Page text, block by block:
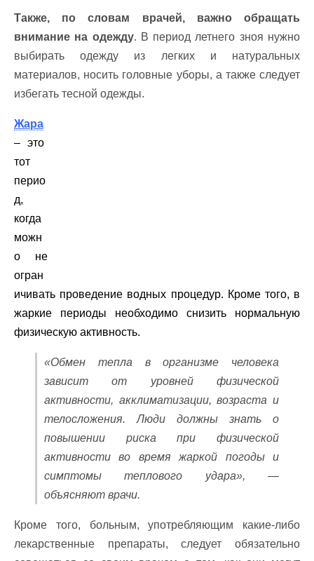
Также, по словам врачей, важно обращать
внимание на одежду. В период летнего зноя нужно
выбирать одежду из легких и натуральных
материалов, носить головные уборы, а также следует
избегать тесной одежды.
Жара
– это
тот
перио
д,
когда
можн
о не
огран
ичивать проведение водных процедур. Кроме того, в
жаркие периоды необходимо снизить нормальную
физическую активность.
«Обмен тепла в организме человека
зависит от уровней физической
активности, акклиматизации, возраста и
телосложения. Люди должны знать о
повышении риска при физической
активности во время жаркой погоды и
симптомы теплового удара», —
объясняют врачи.
Кроме того, больным, употребляющим какие-либо
лекарственные препараты, следует обязательно